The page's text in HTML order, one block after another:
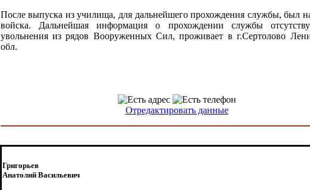
После выпуска из училища, для дальнейшего прохождения службы, был
войска. Дальнейшая информация о прохождении службы
увольнения из рядов Вооруженных Сил, проживает в г.Сертолово
обл.
Отредактировать данные
Григорьев
Анатолий Васильевич